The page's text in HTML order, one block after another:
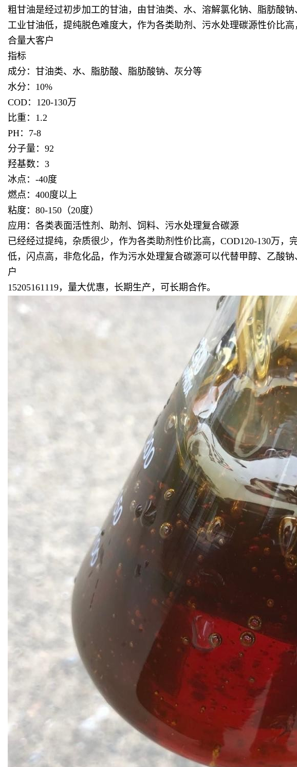
粗甘油是经过初步加工的甘油，由甘油类、水、溶解氯化钠、脂肪酸
工业甘油低，提纯脱色难度大，作为各类助剂、污水处理碳源性价比
合量大客户
指标
成分：甘油类、水、脂肪酸、脂肪酸钠、灰分等
水分：10%
COD：120-130万
比重：1.2
PH：7-8
分子量：92
羟基数：3
冰点：-40度
燃点：400度以上
粘度：80-150（20度）
应用：各类表面活性剂、助剂、饲料、污水处理复合碳源
已经经过提纯，杂质很少，作为各类助剂性价比高，COD120-130万
低，闪点高，非危化品，作为污水处理复合碳源可以代替甲醇、乙酸
户
15205161119，量大优惠，长期生产，可长期合作。